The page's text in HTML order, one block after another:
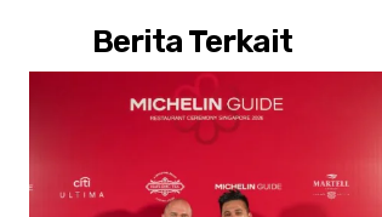
Berita Terkait